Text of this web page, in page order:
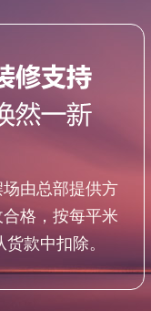
由总部提供方
格，按每平米
款中扣除。